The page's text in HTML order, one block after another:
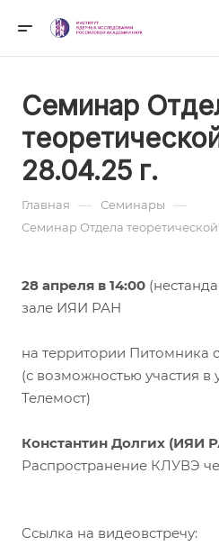
Семинар
28.04.25 г.
Главная — Семинары —
Семинар Отдела теоретической
28 апреля в 14:00
зале ИЯИ РАН
на территории
(с возможностью участия
Телемост)
Константин Долгих (ИЯИ
Распространение КЛУВЭ
Ссылка на видеовстречу: